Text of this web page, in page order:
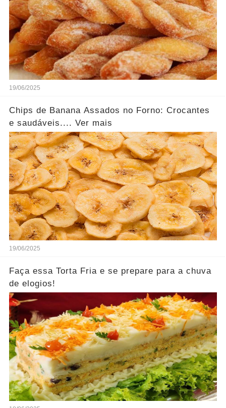
19/06/2025
Chips de Banana Assados no Forno: Crocantes
e saudáveis.... Ver mais
19/06/2025
Faça essa Torta Fria e se prepare para a chuva
de elogios!